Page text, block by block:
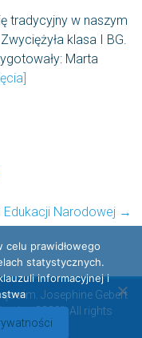
tradycyjny w naszym
klasa I BG.
Marta
Edukacji Narodowej →
im. Josephine Gebert
2000". All rights
celu prawidłowego
statystycznych.
informacyjnej i